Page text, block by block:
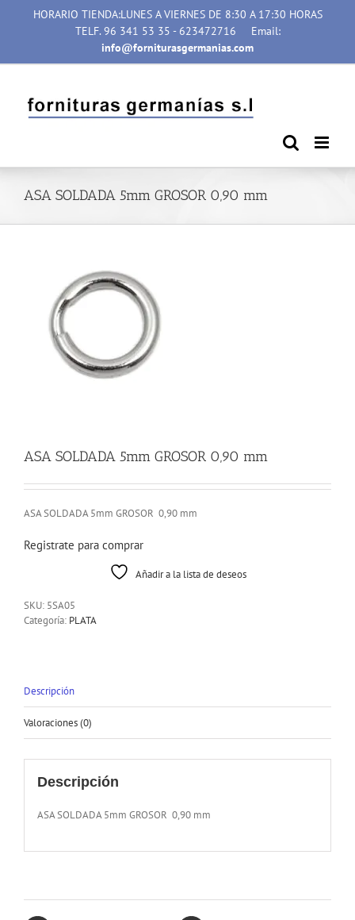
HORARIO TIENDA:LUNES A VIERNES DE 8:30 A 17:30 HORAS
TELF. 96 341 53 35 - 623472716
Email:
info@forniturasgermanias.com
ASA SOLDADA 5mm GROSOR 0,90 mm
ASA SOLDADA 5mm GROSOR 0,90 mm
ASA SOLDADA 5mm GROSOR 0,90 mm
Registrate para comprar
Añadir a la lista de deseos
SKU: 5SA05
Categoría: PLATA
Descripción
Valoraciones (0)
Descripción
ASA SOLDADA 5mm GROSOR 0,90 mm